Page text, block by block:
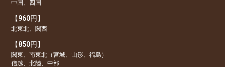
中国、四国
【960円】
北東北、関西
【850円】
関東、南東北（宮城、山形、福島）
信越、北陸、中部